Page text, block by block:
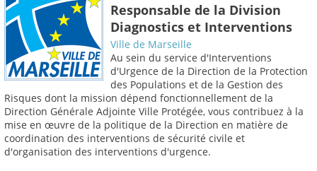
Responsable de la Division
Diagnostics et Interventions
Ville de Marseille
Au sein du service d'Interventions
d'Urgence de la Direction de la Protection
des Populations et de la Gestion des
Risques dont la mission dépend fonctionnellement de la
Direction Générale Adjointe Ville Protégée, vous contribuez à la
mise en œuvre de la politique de la Direction en matière de
coordination des interventions de sécurité civile et
d'organisation des interventions d'urgence.